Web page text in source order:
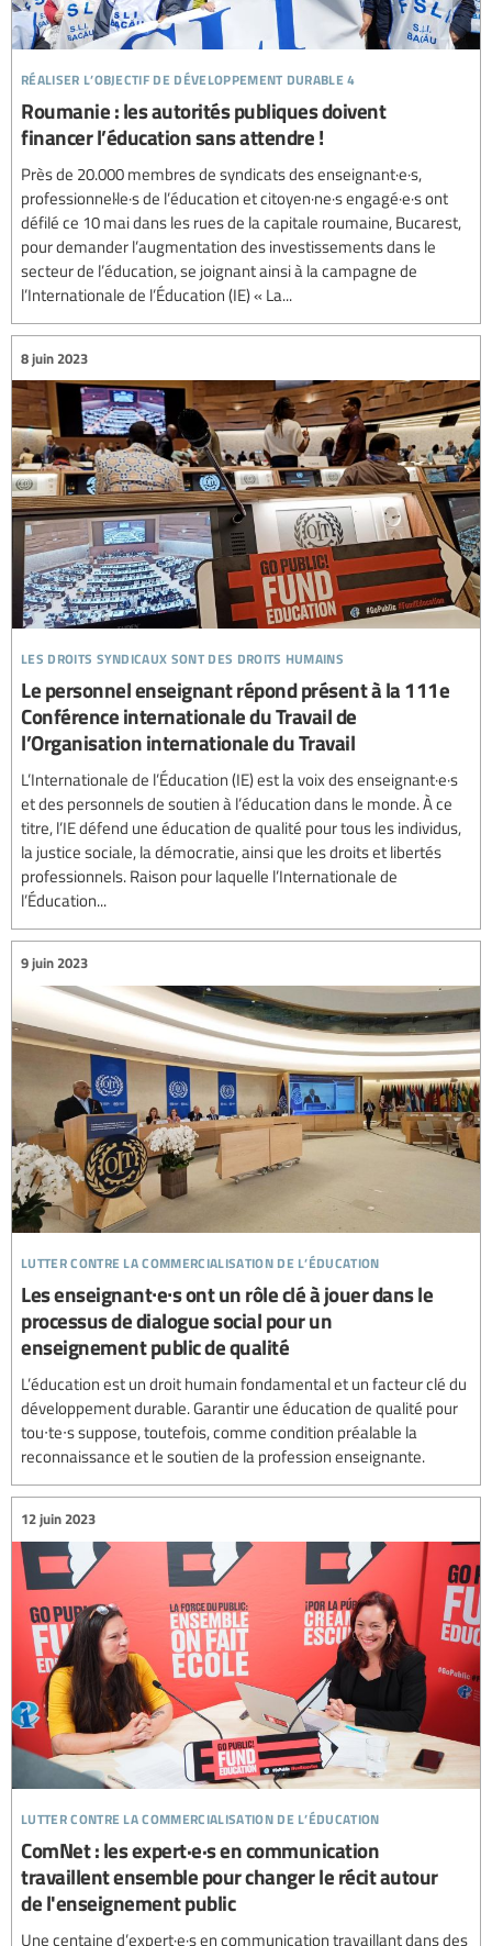
réaliser l’objectif de développement durable 4
Roumanie : les autorités publiques doivent
financer l’éducation sans attendre !
Près de 20.000 membres de syndicats des enseignant·e·s,
professionnel·le·s de l’éducation et citoyen·ne·s engagé·e·s ont
défilé ce 10 mai dans les rues de la capitale roumaine, Bucarest,
pour demander l’augmentation des investissements dans le
secteur de l’éducation, se joignant ainsi à la campagne de
l’Internationale de l’Éducation (IE) « La...
les droits syndicaux sont des droits humains
8 juin 2023
Le personnel enseignant répond présent à la 111e
Conférence internationale du Travail de
l’Organisation internationale du Travail
L’Internationale de l’Éducation (IE) est la voix des enseignant·e·s
et des personnels de soutien à l’éducation dans le monde. À ce
titre, l’IE défend une éducation de qualité pour tous les individus,
la justice sociale, la démocratie, ainsi que les droits et libertés
professionnels. Raison pour laquelle l’Internationale de
l’Éducation...
lutter contre la commercialisation de l’éducation
9 juin 2023
Les enseignant∙e∙s ont un rôle clé à jouer dans le
processus de dialogue social pour un
enseignement public de qualité
L’éducation est un droit humain fondamental et un facteur clé du
développement durable. Garantir une éducation de qualité pour
tou∙te∙s suppose, toutefois, comme condition préalable la
reconnaissance et le soutien de la profession enseignante.
lutter contre la commercialisation de l’éducation
12 juin 2023
ComNet : les expert·e·s en communication
travaillent ensemble pour changer le récit autour
de l'enseignement public
Une centaine d’expert·e·s en communication travaillant dans des